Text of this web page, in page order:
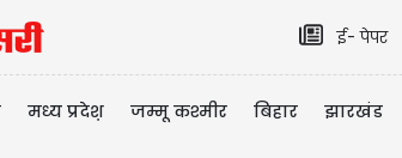
ई- पेपर
मध्य प्रदेश़ जम्मू कश्मीर बिहार झारखंड